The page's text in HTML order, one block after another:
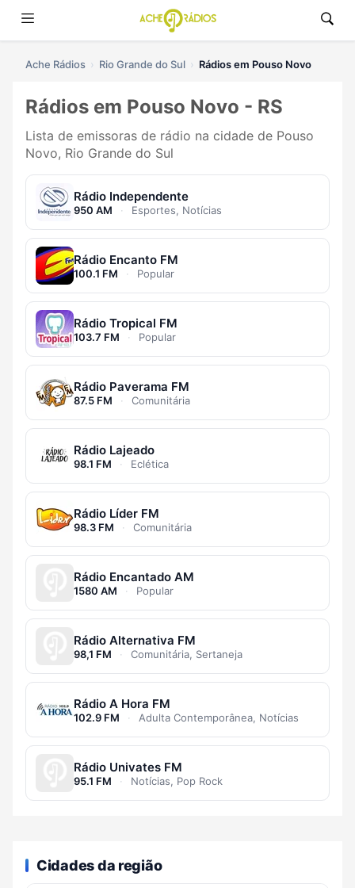
Ache Rádios Rio Grande do Sul Rádios em Pouso Novo
Rádios em Pouso Novo - RS
Lista de emissoras de rádio na cidade de Pouso
Novo, Rio Grande do Sul
Rádio Independente
950 AM · Esportes, Notícias
Rádio Encanto FM
100.1 FM · Popular
Rádio Tropical FM
103.7 FM · Popular
Rádio Paverama FM
87.5 FM · Comunitária
Rádio Lajeado
98.1 FM · Eclética
Rádio Líder FM
98.3 FM · Comunitária
Rádio Encantado AM
1580 AM · Popular
Rádio Alternativa FM
98,1 FM · Comunitária, Sertaneja
Rádio A Hora FM
102.9 FM · Adulta Contemporânea, Notícias
Rádio Univates FM
95.1 FM · Notícias, Pop Rock
Cidades da região